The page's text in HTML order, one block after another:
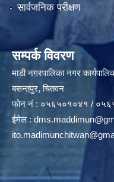
सार्वजनिक परीक्षण
सम्पर्क विवरण
माडी नगरपालिका नगर
बसन्तपुर, चितवन
फोन नं : ०५६५०१०४१ /
ईमेल :